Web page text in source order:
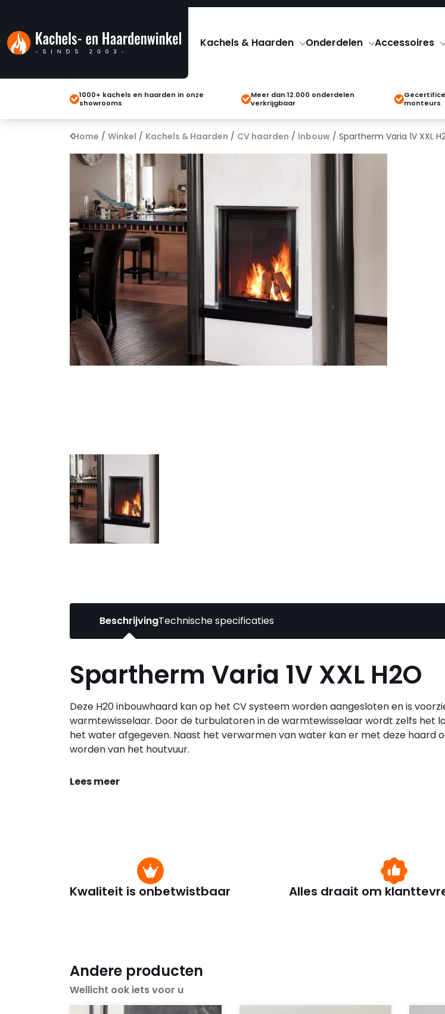
Kachels & Haarden Onderdelen Accessoires
1000+ kachels en haarden in onze
showrooms
Meer dan 12.000 onderdelen
verkrijgbaar
monteurs
Home / Winkel / Kachels & Haarden / CV haarden / Inbouw / Spartherm Varia 1V XXL
BeschrijvingTechnische specificaties
Spartherm Varia 1V XXL H2O
Deze H20 inbouwhaard kan op het CV systeem worden aangesloten en is
warmtewisselaar. Door de turbulatoren in de warmtewisselaar wordt zelfs het
het water afgegeven. Naast het verwarmen van water kan er met deze haard
worden van het houtvuur.
Lees meer
Kwaliteit is onbetwistbaar Alles draait om
Andere producten
Wellicht ook iets voor u